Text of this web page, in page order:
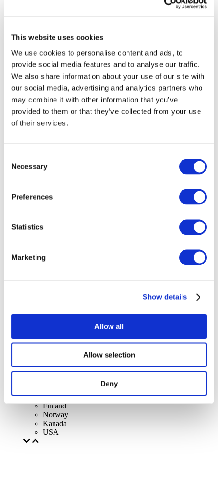
This website uses cookies
We use cookies to personalise content and ads, to
provide social media features and to analyse our traffic.
We also share information about your use of our site with
our social media, advertising and analytics partners who
may combine it with other information that you’ve
provided to them or that they’ve collected from your use
of their services.
Selection
Necessary
Preferences
Statistics
Marketing
Show details
Allow all
Allow selection
Deny
Concertos
Música pop
Alkalmaz
Összes országok
Reino Unido
Magyarország
Írország
Portugal
Finland
Norway
Kanada
USA